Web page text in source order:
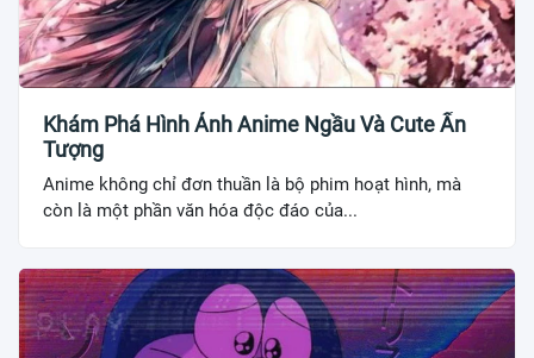
Khám Phá Hình Ảnh Anime Ngầu Và Cute Ấn
Tượng
Anime không chỉ đơn thuần là bộ phim hoạt hình, mà
còn là một phần văn hóa độc đáo của...